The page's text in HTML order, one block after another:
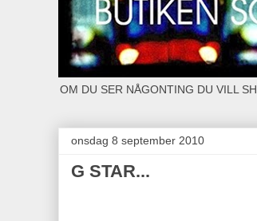
OM DU SER NÅGONTING DU VILL
onsdag 8 september 2010
G STAR...